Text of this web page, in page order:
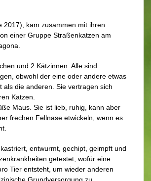
2017), kam zusammen mit ihren
einer Gruppe Straßenkatzen am
und 2 Kätzinnen. Alle sind
obwohl der eine oder andere etwas
als die anderen. Sie vertragen sich
Katzen.
Maus. Sie ist lieb, ruhig, kann aber
frechen Fellnase etwickeln, wenn es
entwurmt, gechipt, geimpft und
getestet, wofür eine
Tier entsteht, um wieder anderen